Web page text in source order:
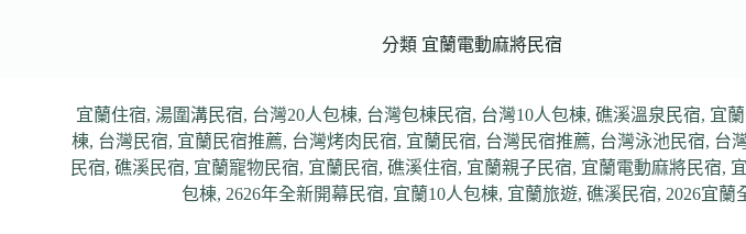
分類 宜蘭電動麻將民宿
宜蘭住宿,湯圍溝民宿, 台灣20人包棟, 台灣包棟民宿, 台灣10人包棟,礁溪溫泉民宿, 宜
棟, 台灣民宿, 宜蘭民宿推薦, 台灣烤肉民宿, 宜蘭民宿, 台灣民宿推薦, 台灣泳池民宿, 台
民宿,礁溪民宿, 宜蘭寵物民宿, 宜蘭民宿,礁溪住宿, 宜蘭親子民宿, 宜蘭電動麻將民宿,
包棟, 2626年全新開幕民宿, 宜蘭10人包棟, 宜蘭旅遊,礁溪民宿, 2026宜蘭